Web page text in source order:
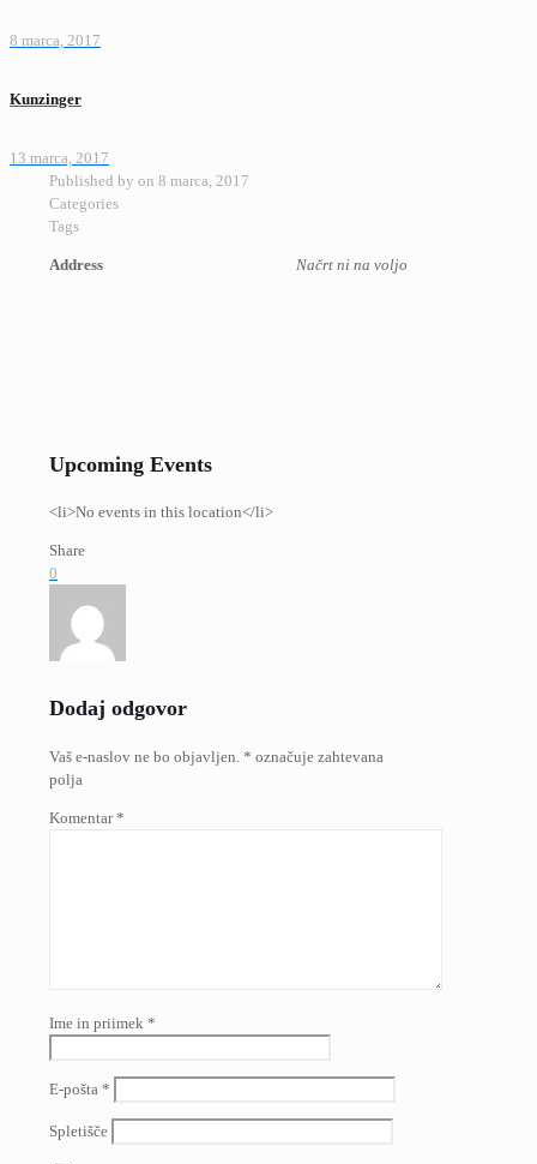
8 marca, 2017
Kunzinger
13 marca, 2017
Published by on 8 marca, 2017
Categories
Tags
Načrt ni na voljo
Address
Upcoming Events
<li>No events in this location</li>
Share
0
Dodaj odgovor
Vaš e-naslov ne bo objavljen. * označuje zahtevana
polja
Komentar*
Ime in priimek *
E-pošta *
Spletišče